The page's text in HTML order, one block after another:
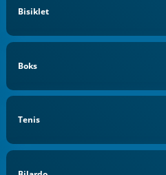
Bisiklet
Boks
Tenis